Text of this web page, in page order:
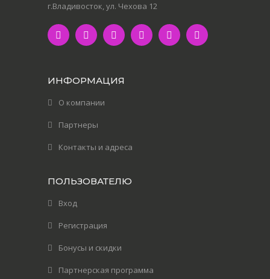
г.Владивосток, ул. Чехова 12
ИНФОРМАЦИЯ
О компании
Партнеры
Контакты и адреса
ПОЛЬЗОВАТЕЛЮ
Вход
Регистрация
Бонусы и скидки
Партнерская программа